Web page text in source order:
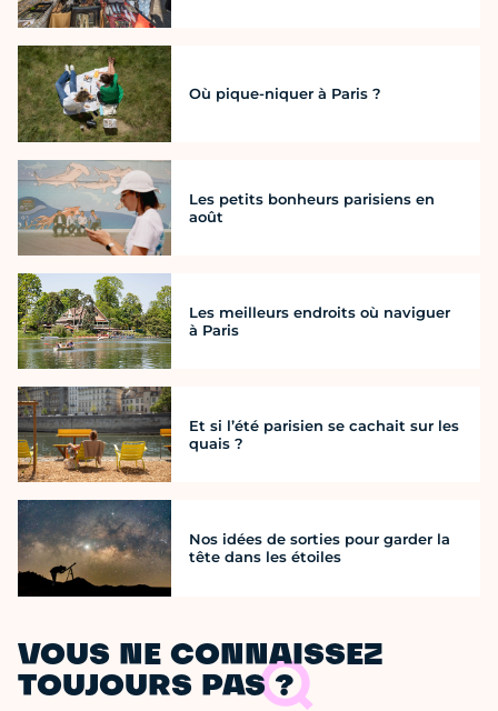
Où pique-niquer à Paris ?
Les petits bonheurs parisiens en
août
Les meilleurs endroits où naviguer
à Paris
Et si l’été parisien se cachait sur les
quais ?
Nos idées de sorties pour garder la
tête dans les étoiles
VOUS NE CONNAISSEZ
TOUJOURS PAS ?